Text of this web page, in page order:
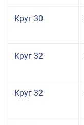
Круг 30
Круг 32
Круг 32